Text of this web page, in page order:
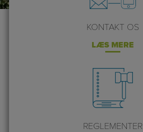
KONTAKT OS
LÆS MERE
REGLEMENTER